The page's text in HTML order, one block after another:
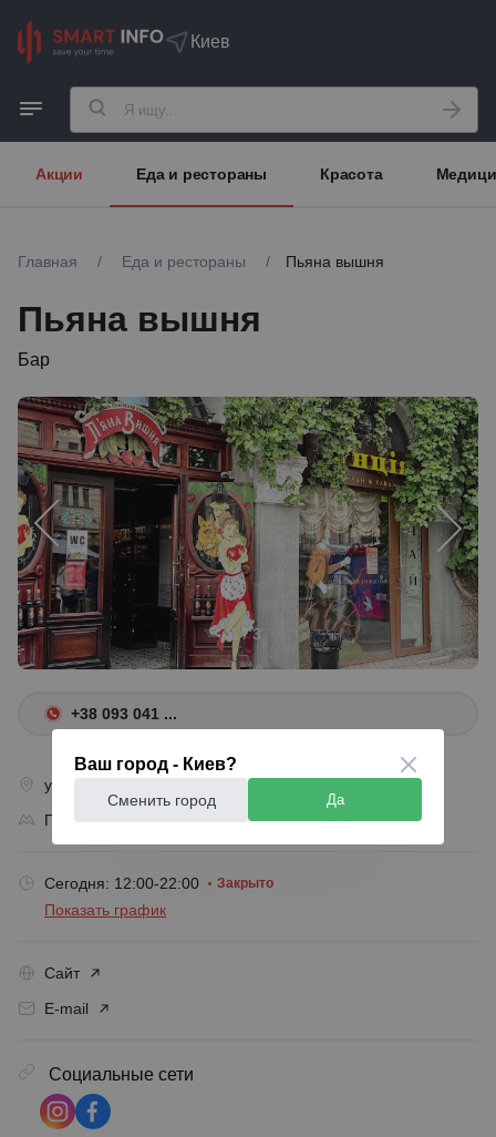
Киев
Ваш город - Киев?
Сменить город Да
Акции Еда и рестораны Красота
Главная / Еда и рестораны / Пьяна вышня
Пьяна вышня
Бар
1 / 3
+38 093 041 ...
улица Большая Васильковская. 16, Киев, 01044
Площадь Украинских Героев
Сегодня: 12:00-22:00 Закрыто
Показать график
Сайт
E-mail
Социальные сети